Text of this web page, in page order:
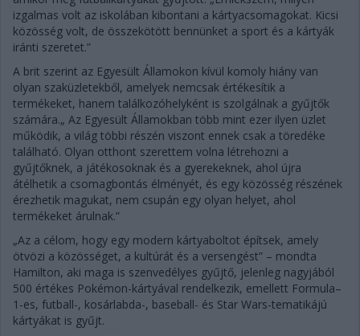
izgalmas volt az iskolában kibontani a kártyacsomagokat. Kicsi
közösség volt, de összekötött bennünket a sport és a kártyák
iránti szeretet.”
A brit szerint az Egyesült Államokon kívül komoly hiány van
olyan szaküzletekből, amelyek nemcsak értékesítik a
termékeket, hanem találkozóhelyként is szolgálnak a gyűjtők
számára.„ Az Egyesült Államokban több mint ezer ilyen üzlet
működik, a világ többi részén viszont ennek csak a töredéke
található. Olyan otthont szerettem volna létrehozni a
gyűjtőknek, a játékosoknak és a gyerekeknek, ahol újra
átélhetik a csomagbontás élményét, és egy közösség részének
érezhetik magukat, nem csupán egy olyan helyet, ahol
termékeket árulnak.”
„Az a célom, hogy egy modern kártyaboltot építsek, amely
ötvözi a közösséget, a kultúrát és a versengést” – mondta
Hamilton, aki maga is szenvedélyes gyűjtő, jelenleg nagyjából
500 értékes Pokémon-kártyával rendelkezik, emellett Formula–
1-es, futball-, kosárlabda-, baseball- és Star Wars-tematikájú
kártyákat is gyűjt.